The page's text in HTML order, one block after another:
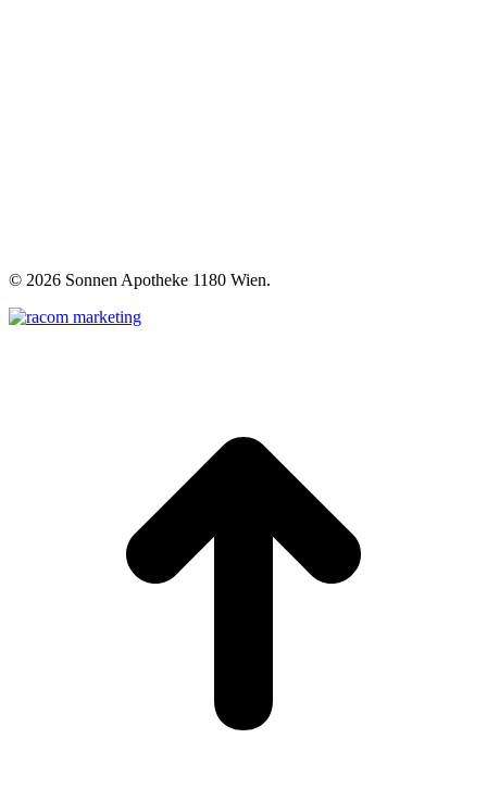
© 2026 Sonnen Apotheke 1180 Wien.